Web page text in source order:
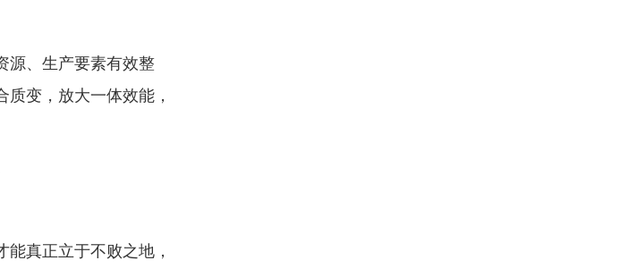
源、生产要素有效整
变，放大一体效能，
真正立于不败之地，